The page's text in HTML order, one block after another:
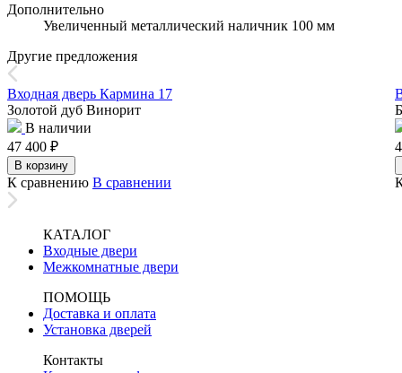
Дополнительно
Увеличенный металлический наличник 100 мм
Другие предложения
Входная дверь Кармина 17
Золотой дуб Винорит
В наличии
47 400 ₽
В корзину
К сравнению В сравнении
КАТАЛОГ
Входные двери
Межкомнатные двери
ПОМОЩЬ
Доставка и оплата
Установка дверей
Контакты